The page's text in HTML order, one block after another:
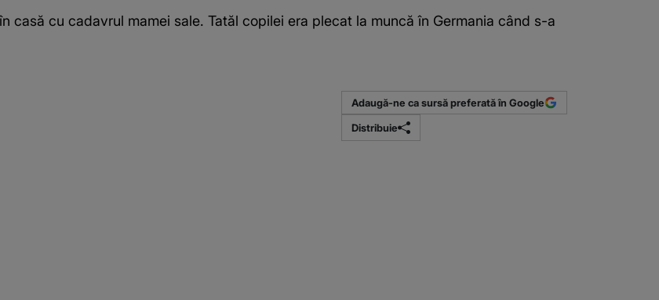
casă cu cadavrul mamei sale. Tatăl copilei era plecat la muncă în Germania când s-a
Adaugă-ne ca sursă preferată în Google
Distribuie